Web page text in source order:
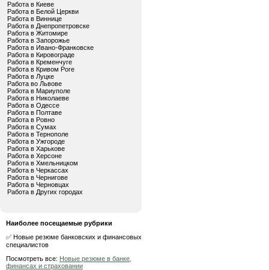
Работа в Киеве
Работа в Белой Церкви
Работа в Виннице
Работа в Днепропетровске
Работа в Житомире
Работа в Запорожье
Работа в Ивано-Франковске
Работа в Кировограде
Работа в Кременчуге
Работа в Кривом Роге
Работа в Луцке
Работа во Львове
Работа в Мариуполе
Работа в Николаеве
Работа в Одессе
Работа в Полтаве
Работа в Ровно
Работа в Сумах
Работа в Тернополе
Работа в Ужгороде
Работа в Харькове
Работа в Херсоне
Работа в Хмельницком
Работа в Черкассах
Работа в Чернигове
Работа в Черновцах
Работа в Других городах
Наиболее посещаемые рубрики
✅ Новые резюме банковских и финансовых
специалистов
Посмотреть все: Новые резюме в банке,
финансах и страховании